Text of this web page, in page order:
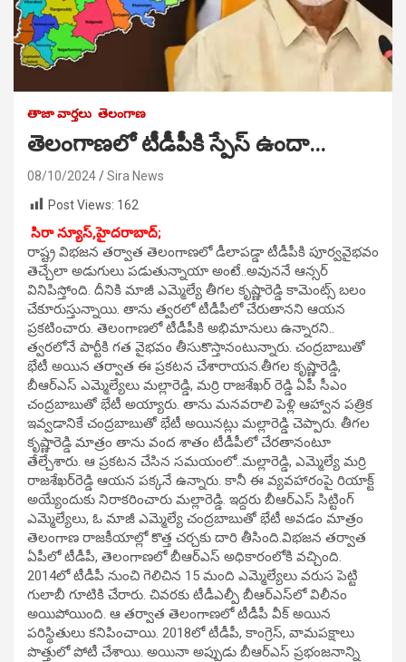
తాజా వార్తలు తెలంగాణ
తెలంగాణలో టీడీపీకి స్పేస్ ఉందా…
08/10/2024
Sira News
Post Views: 162
సిరా న్యూస్,హైదరాబాద్;
రాష్ట్ర విభజన తర్వాత తెలంగాణలో డీలాపడ్డా టీడీపీకి పూర్వవైభవం
తెచ్చేలా అడుగులు పడుతున్నాయా అంటే..అవుననే ఆన్సర్
వినిపిస్తోంది. దీనికి మాజీ ఎమ్మెల్యే తీగల కృష్ణారెడ్డి కామెంట్స్‌ బలం
చేకూరుస్తున్నాయి. తాను త్వరలో టీడీపీలో చేరుతానని ఆయన
ప్రకటించారు. తెలంగాణలో టీడీపీకి అభిమానులు ఉన్నారని..
త్వరలోనే పార్టీకి గత వైభవం తీసుకొస్తానంటున్నారు. చంద్రబాబుతో
భేటీ అయిన తర్వాత ఈ ప్రకటన చేశారాయన.తీగల కృష్ణారెడ్డి,
బీఆర్ఎస్ ఎమ్మెల్యేలు మల్లారెడ్డి, మర్రి రాజశేఖర్ రెడ్డి ఏపీ సీఎం
చంద్రబాబుతో భేటీ అయ్యారు. తాను మనవరాలి పెళ్లి ఆహ్వాన పత్రిక
ఇవ్వడానికే చంద్రబాబుతో భేటీ అయినట్లు మల్లారెడ్డి చెప్పారు. తీగల
కృష్ణారెడ్డి మాత్రం తాను వంద శాతం టీడీపీలో చేరతానంటూ
తేల్చేశారు. ఆ ప్రకటన చేసిన సమయంలో..మల్లారెడ్డి, ఎమ్మెల్యే మర్రి
రాజశేఖర్‌రెడ్డి ఆయన పక్కనే ఉన్నారు. కానీ ఈ వ్యవహారంపై రియాక్ట్‌
అయ్యేందుకు నిరాకరించారు మల్లారెడ్డి. ఇద్దరు బీఆర్ఎస్ సిట్టింగ్‌
ఎమ్మెల్యేలు, ఓ మాజీ ఎమ్మెల్యే చంద్రబాబుతో భేటీ అవడం మాత్రం
తెలంగాణ రాజకీయాల్లో కొత్త చర్చకు దారి తీసింది.విభజన తర్వాత
ఏపీలో టీడీపీ, తెలంగాణలో బీఆర్ఎస్ అధికారంలోకి వచ్చింది.
2014లో టీడీపీ నుంచి గెలిచిన 15 మంది ఎమ్మెల్యేలు వరుస పెట్టి
గులాబీ గూటికి చేరారు. చివరకు టీడీఎల్పీ బీఆర్ఎస్‌లో విలీనం
అయిపోయింది. ఆ తర్వాత తెలంగాణలో టీడీపీ వీక్ అయిన
పరిస్థితులు కనిపించాయి. 2018లో టీడీపీ, కాంగ్రెస్‌, వామపక్షాలు
పొత్తులో పోటీ చేశాయి. అయినా అప్పుడు బీఆర్ఎస్‌ ప్రభంజనాన్ని